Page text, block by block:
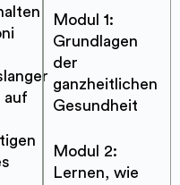
auf
Modul 1:
Grundlagen
der
ganzheitlichen
Gesundheit
Modul 2:
Lernen, wie